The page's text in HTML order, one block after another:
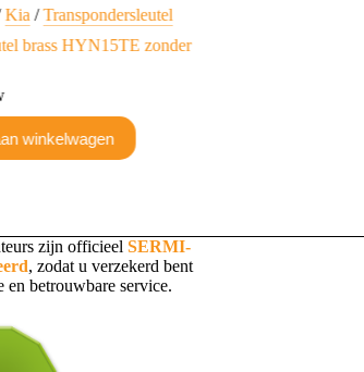
Kia /Transpondersleutel
brass HYN15TE zonder
winkelwagen
zijn officieel SERMI-
, zodat u verzekerd bent
en betrouwbare service.